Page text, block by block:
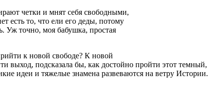
четки и мнят себя свободными,
есть то, что ели его деды, потому
Уж точно, моя бабушка, простая
к новой свободе? К новой
выход, подсказала бы, как достойно пройти этот темный,
идеи и тяжелые знамена развеваются на ветру Истории.